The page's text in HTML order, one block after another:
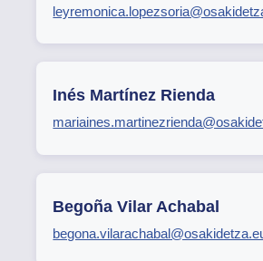
Inés Martínez Rienda
Begoña Vilar Achabal